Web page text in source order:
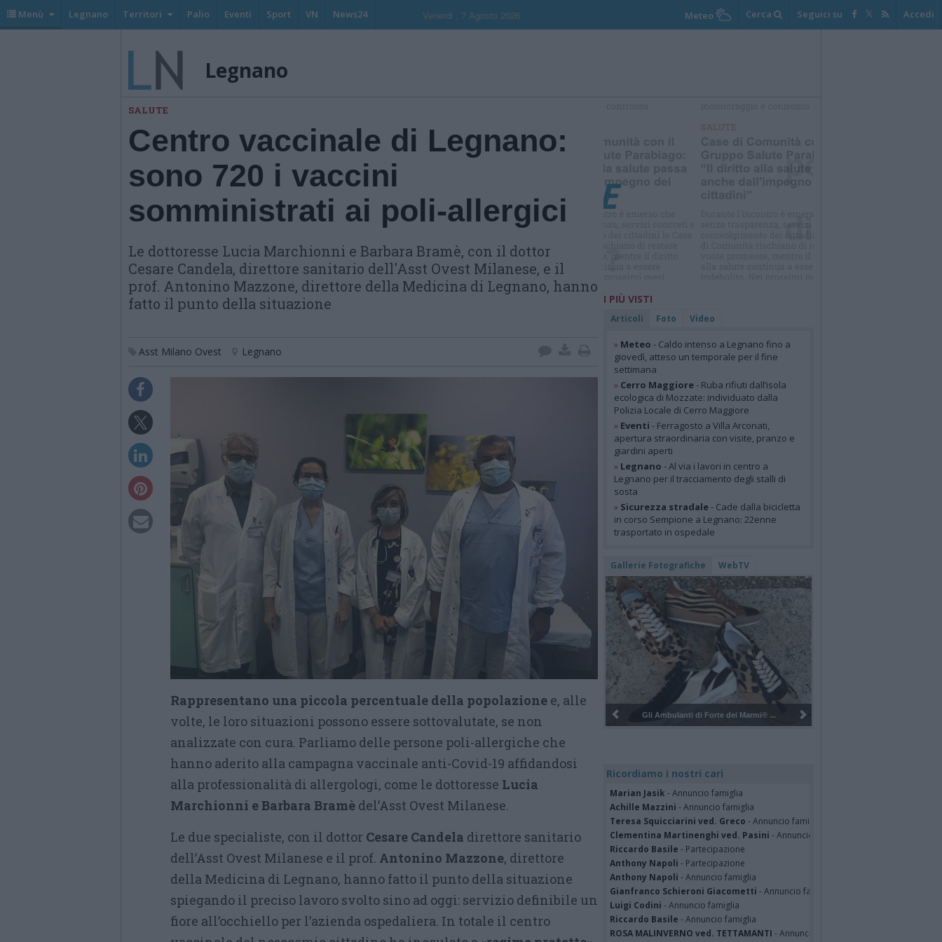
Menù Legnano Territori Palio Eventi Sport VN News24 Venerdi , 7 Agosto 2026 Meteo Cerca Seguici su Accedi
Legnano
SALUTE
Centro vaccinale di Legnano:
sono 720 i vaccini
somministrati ai poli-allergici
Le dottoresse Lucia Marchionni e Barbara Bramè, con il dottor
Cesare Candela, direttore sanitario dell'Asst Ovest Milanese, e il
prof. Antonino Mazzone, direttore della Medicina di Legnano, hanno
fatto il punto della situazione
Asst Milano Ovest Legnano
Rappresentano una piccola percentuale della popolazione e, alle
volte, le loro situazioni possono essere sottovalutate, se non
analizzate con cura. Parliamo delle persone poli-allergiche che
hanno aderito alla campagna vaccinale anti-Covid-19 affidandosi
alla professionalità di allergologi, come le dottoresse Lucia
Marchionni e Barbara Bramè del’Asst Ovest Milanese.
Le due specialiste, con il dottor Cesare Candela direttore sanitario
dell’Asst Ovest Milanese e il prof. Antonino Mazzone, direttore
della Medicina di Legnano, hanno fatto il punto della situazione
spiegando il preciso lavoro svolto sino ad oggi: servizio definibile un
fiore all’occhiello per l’azienda ospedaliera. In totale il centro
I PIÙ VISTI
Articoli Foto Video
» Meteo - Caldo intenso a Legnano fino a
giovedì, atteso un temporale per il fine
settimana
» Cerro Maggiore- Ruba rifiuti dall’isola
ecologica di Mozzate: individuato dalla
Polizia Locale di Cerro Maggiore
» Eventi - Ferragosto a Villa Arconati,
apertura straordinaria con visite, pranzo e
giardini aperti
» Legnano - Al via i lavori in centro a
Legnano per il tracciamento degli stalli di
sosta
» Sicurezza stradale- Cade dalla bicicletta
in corso Sempione a Legnano: 22enne
trasportato in ospedale
Gallerie Fotografiche WebTV
Pulizia del bosco del Rugareto a ...
Ricordiamo i nostri cari
Marian Jasik - Annuncio famiglia
Achille Mazzini - Annuncio famiglia
Teresa Squicciarini ved. Greco - Annuncio famiglia
Clementina Martinenghi ved. Pasini - Annuncio famiglia
Riccardo Basile - Partecipazione
Anthony Napoli - Partecipazione
Anthony Napoli - Annuncio famiglia
Gianfranco Schieroni Giacometti - Annuncio famiglia
Luigi Codini - Annuncio famiglia
Riccardo Basile - Annuncio famiglia
ROSA MALINVERNO ved. TETTAMANTI - Annuncio famiglia